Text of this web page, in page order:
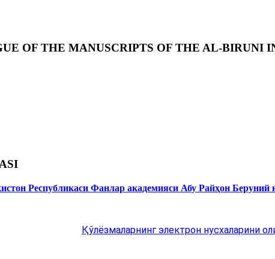
OF THE MANUSCRIPTS OF THE AL-BIRUNI
Республикаси Фанлар академияси Абу Райҳон
Қўлёзмаларнинг электрон нусхаларини